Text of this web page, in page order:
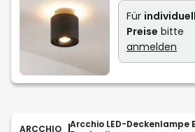
Für
Preise bitte
anmelden
ARCCHIO
Arcchio LED-Deckenlampe